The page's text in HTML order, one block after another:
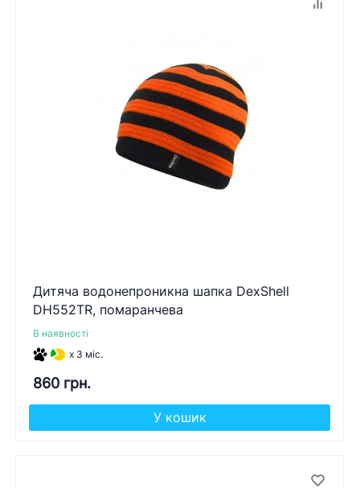
Дитяча водонепроникна шапка DexShell
DH552TR, помаранчева
В наявності
x 3 міс.
860 грн.
У кошик